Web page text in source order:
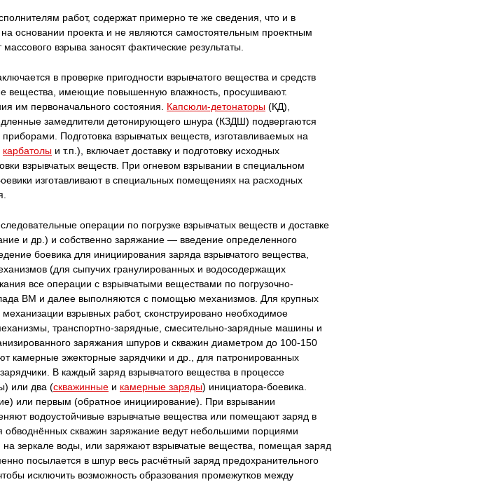
работ, содержат примерно те же сведения, что и в
основании проекта и не являются самостоятельным проектным
взрыва заносят фактические результаты.
в проверке пригодности взрывчатого вещества и средств
вещества, имеющие повышенную влажность, просушивают.
им первоначального состояния. Капсюли-детонаторы (КД),
замедлители детонирующего шнура (КЗДШ) подвергаются
Подготовка взрывчатых веществ, изготавливаемых на
карбатолы и т.п.), включает доставку и подготовку исходных
взрывчатых веществ. При огневом взрывании в специальном
изготавливают в специальных помещениях на расходных
операции по погрузке взрывчатых веществ и доставке
и др.) и собственно заряжание — введение определенного
боевика для инициирования заряда взрывчатого вещества,
(для сыпучих гранулированных и водосодержащих
все операции с взрывчатыми веществами по погрузочно-
BM и далее выполняются с помощью механизмов. Для крупных
взрывных работ, сконструировано необходимое
транспортно-зарядные, смесительно-зарядные машины и
заряжания шпуров и скважин диаметром до 100-150
камерные эжекторные зарядчики и др., для патронированных
В каждый заряд взрывчатого вещества в процессе
или два (скважинные и камерные заряды) инициатора-боевика.
или первым (обратное инициирование). При взрывании
водоустойчивые взрывчатые вещества или помещают заряд в
обводнённых скважин заряжание ведут небольшими порциями
зеркале воды, или заряжают взрывчатые вещества, помещая заряд
посылается в шпур весь расчётный заряд предохранительного
исключить возможность образования промежутков между